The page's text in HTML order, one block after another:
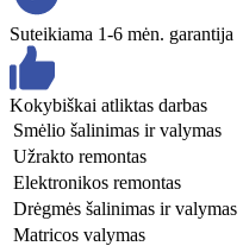
Suteikiama 1-6 mėn. garantija
Kokybiškai atliktas darbas
Smėlio šalinimas ir valymas
Užrakto remontas
Elektronikos remontas
Drėgmės šalinimas ir valymas
Matricos valymas